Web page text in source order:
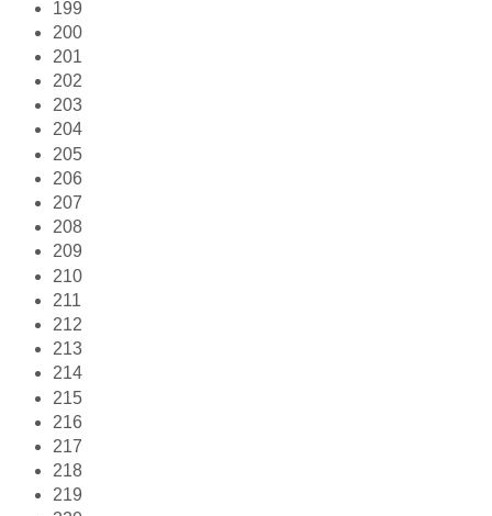
199
200
201
202
203
204
205
206
207
208
209
210
211
212
213
214
215
216
217
218
219